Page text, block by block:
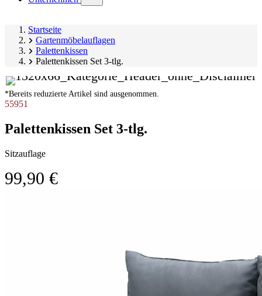
submenu)
Startseite
Gartenmöbelauflagen
Palettenkissen
Palettenkissen Set 3-tlg.
*Bereits reduzierte Artikel sind ausgenommen.
55951
Palettenkissen Set 3-tlg.
Sitzauflage
99,90 €